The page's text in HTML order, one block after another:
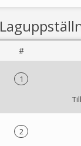
#
1
2